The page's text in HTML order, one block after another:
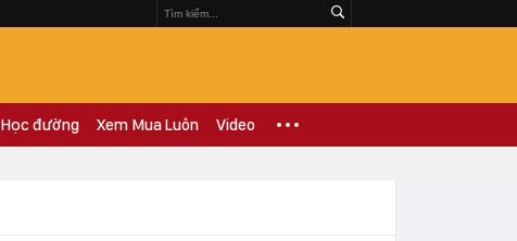
Học đường Xem Mua Luôn Video